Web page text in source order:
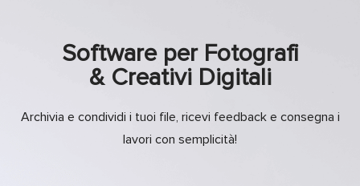
Software per Fotografi
& Creativi Digitali
Archivia e condividi i tuoi file, ricevi feedback e consegna i
lavori con semplicità!